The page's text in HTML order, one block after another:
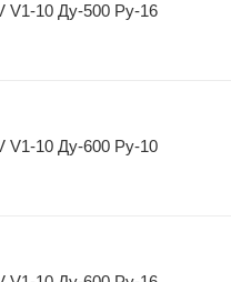
Задвижка MIV V1-10 Ду-500 Ру-16
Задвижка MIV V1-10 Ду-600 Ру-10